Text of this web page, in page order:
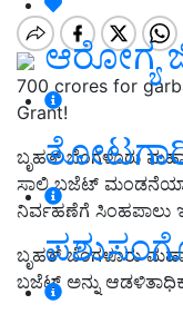
ಆರೋಗ್ಯ
700 crores for
Grant!
ಬೃಹತ್‌ ಬೆಂಗಳೂರು
ಸಾಲಿ ಬಜೆಟ್‌
ನಿರ್ವಹಣೆಗೆ ಸಿಂಹಪಾಲು
ಬೃಹತ್‌ ಬೆಂಗಳೂರು
ಬಜೆಟ್‌ ಅನ್ನು